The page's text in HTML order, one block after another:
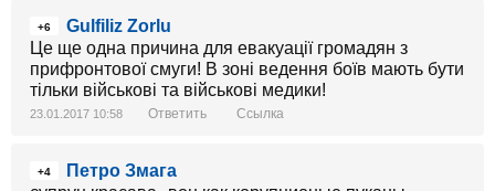
+6
Gulfiliz Zorlu
Це ще одна причина для евакуації громадян з
прифронтової смуги! В зоні ведення боїв мають бути
тільки військові та військові медики!
23.01.2017 10:58 Ответить Ссылка
+4
Петро Змага